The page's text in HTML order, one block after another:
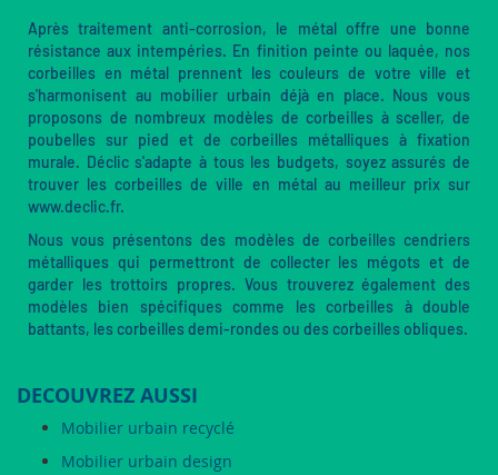
Après traitement anti-corrosion, le métal offre une bonne
résistance aux intempéries. En finition peinte ou laquée, nos
corbeilles en métal prennent les couleurs de votre ville et
s'harmonisent au mobilier urbain déjà en place. Nous vous
proposons de nombreux modèles de corbeilles à sceller, de
poubelles sur pied et de corbeilles métalliques à fixation
murale. Déclic s'adapte à tous les budgets, soyez assurés de
trouver les corbeilles de ville en métal au meilleur prix sur
www.declic.fr.
Nous vous présentons des modèles de corbeilles cendriers
métalliques qui permettront de collecter les mégots et de
garder les trottoirs propres. Vous trouverez également des
modèles bien spécifiques comme les corbeilles à double
battants, les corbeilles demi-rondes ou des corbeilles obliques.
DECOUVREZ AUSSI
Mobilier urbain recyclé
Mobilier urbain design